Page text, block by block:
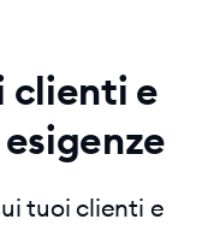
clienti e
tuoi clienti e